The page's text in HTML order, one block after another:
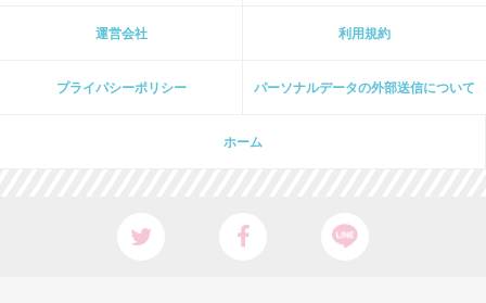
運営会社 利用規約
プライパシーポリシー パーソナルデータの外部送信について
ホーム